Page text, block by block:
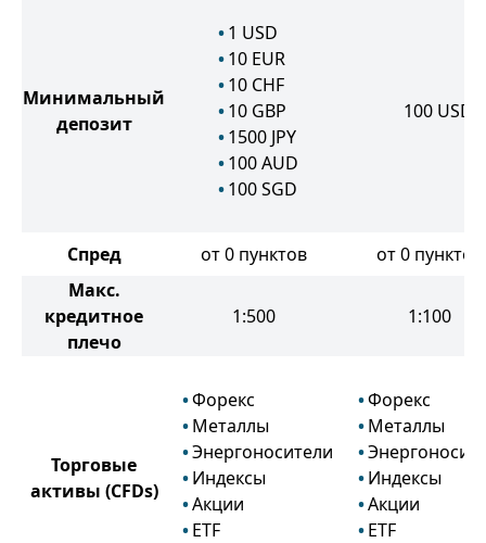
Минимальный
депозит
1 USD
10 EUR
10 CHF
10 GBP
1500 JPY
100 AUD
100 SGD
100 USD
Спред от 0 пунктов
от 0 пунктов
Макс.
кредитное
плечо
1:500 1:100
Торговые
активы (CFDs)
Форекс
Металлы
Энергоносители
Индексы
Акции
ETF
Форекс
Металлы
Индексы
Акции
ETF